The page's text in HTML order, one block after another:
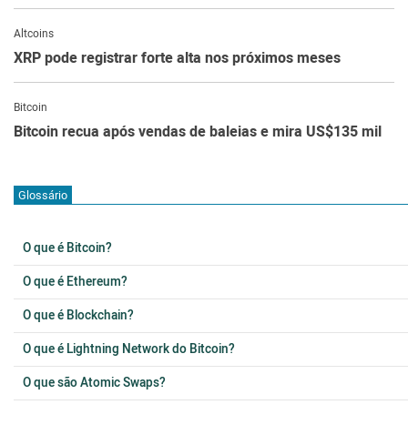
Altcoins
XRP pode registrar forte alta nos próximos meses
Bitcoin
Bitcoin recua após vendas de baleias e mira US$135 mil
Glossário
O que é Bitcoin?
O que é Ethereum?
O que é Blockchain?
O que é Lightning Network do Bitcoin?
O que são Atomic Swaps?